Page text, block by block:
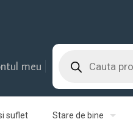
meu search
suflet Stare de bine